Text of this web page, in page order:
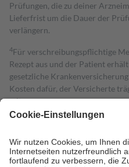
Prüfungen, die zu deiner
Lieferfrist um die Dauer der
verlängern.
4Für verschreibungspflichtige
Rezept aus und der Patient
gesetzliche
Kosten dafür, der Versicherte
mit.
Grundsätzlich leisten Mitglieder
höchstens zehn Euro.
Es sind
Kosten der Leistung zu
Diese Regeln gelten